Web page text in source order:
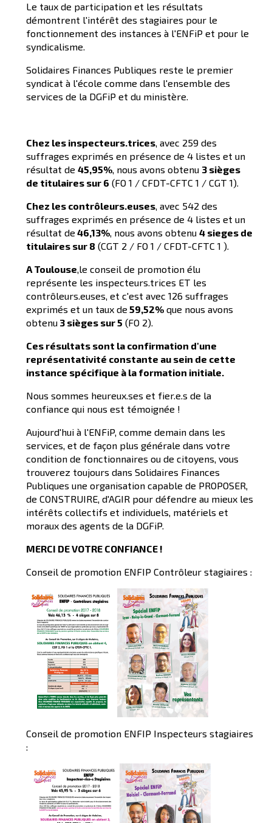
Le taux de participation et les résultats
démontrent l'intérêt des stagiaires pour le
fonctionnement des instances à l'ENFiP et pour le
syndicalisme.
Solidaires Finances Publiques reste le premier
syndicat à l'école comme dans l'ensemble des
services de la DGFiP et du ministère.
Chez les inspecteurs.trices, avec 259 des
suffrages exprimés en présence de 4 listes et un
résultat de 45,95%, nous avons obtenu 3 sièges
de titulaires sur 6 (FO 1 / CFDT-CFTC 1 / CGT 1).
Chez les contrôleurs.euses, avec 542 des
suffrages exprimés en présence de 4 listes et un
résultat de 46,13%, nous avons obtenu 4 sieges de
titulaires sur 8 (CGT 2 / FO 1 / CFDT-CFTC 1 ).
A Toulouse,le conseil de promotion élu
représente les inspecteurs.trices ET les
contrôleurs.euses, et c'est avec 126 suffrages
exprimés et un taux de 59,52% que nous avons
obtenu 3 sièges sur 5 (FO 2).
Ces résultats sont la confirmation d'une
représentativité constante au sein de cette
instance spécifique à la formation initiale.
Nous sommes heureux.ses et fier.e.s de la
confiance qui nous est témoignée !
Aujourd'hui à l'ENFiP, comme demain dans les
services, et de façon plus générale dans votre
condition de fonctionnaires ou de citoyens, vous
trouverez toujours dans Solidaires Finances
Publiques une organisation capable de PROPOSER,
de CONSTRUIRE, d'AGIR pour défendre au mieux les
intérêts collectifs et individuels, matériels et
moraux des agents de la DGFiP.
MERCI DE VOTRE CONFIANCE !
Conseil de promotion ENFIP Contrôleur stagiaires :
Conseil de promotion ENFIP Inspecteurs stagiaires
: